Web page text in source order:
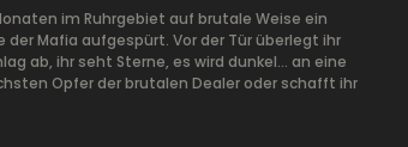
im Ruhrgebiet auf brutale Weise ein
Mafia aufgespürt. Vor der Tür überlegt ihr
ab, ihr seht Sterne, es wird dunkel… an eine
Opfer der brutalen Dealer oder schafft ihr